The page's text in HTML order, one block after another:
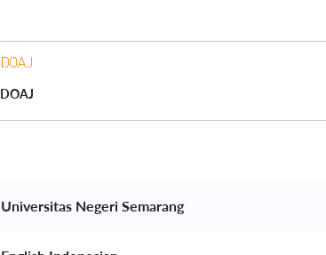
DOAJ
Universitas Negeri Semarang